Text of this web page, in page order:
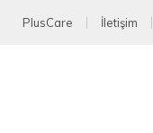
PlusCare İletişim